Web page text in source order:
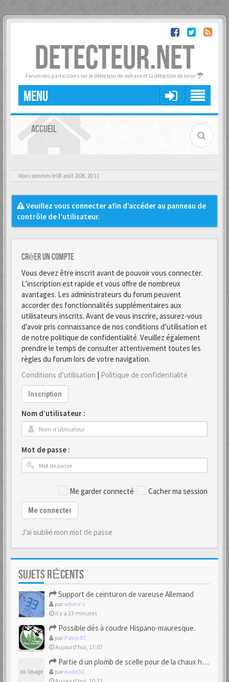
DETECTEUR.NET
Forum des particuliers sur le détecteur de métaux et la détection de loisir
MENU
ACCUEIL
Nous sommes le 08 août 2026, 20:11
Veuillez vous connecter afin d’accéder au panneau de
contrôle de l’utilisateur.
Créer un Compte
Vous devez être inscrit avant de pouvoir vous connecter.
L’inscription est rapide et vous offre de nombreux
avantages. Les administrateurs du forum peuvent
accorder des fonctionnalités supplémentaires aux
utilisateurs inscrits. Avant de vous inscrire, assurez-vous
d’avoir pris connaissance de nos conditions d’utilisation et
de notre politique de confidentialité. Veuillez également
prendre le temps de consulter attentivement toutes les
règles du forum lors de votre navigation.
Conditions d’utilisation | Politique de confidentialité
Inscription
Nom d’utilisateur :
Mot de passe :
Me garder connecté Cacher ma session
Me connecter
J’ai oublié mon mot de passe
SUJETS RÉCENTS
Support de ceinturon de vareuse Allemand
parwhite's
il y a 23 minutes
Possible dés à coudre Hispano-mauresque.
par Pablo87
Aujourd’hui, 17:07
Partie d un plomb de scelle pour de la chaux hydraulique
par dado31